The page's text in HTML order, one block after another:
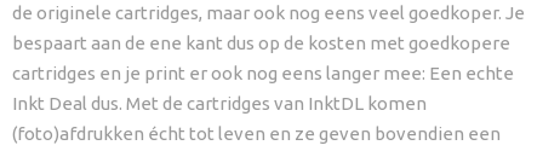
de originele cartridges, maar ook nog eens veel goedkoper. Je
bespaart aan de ene kant dus op de kosten met goedkopere
cartridges en je print er ook nog eens langer mee: Een echte
Inkt Deal dus. Met de cartridges van InktDL komen
(foto)afdrukken écht tot leven en ze geven bovendien een